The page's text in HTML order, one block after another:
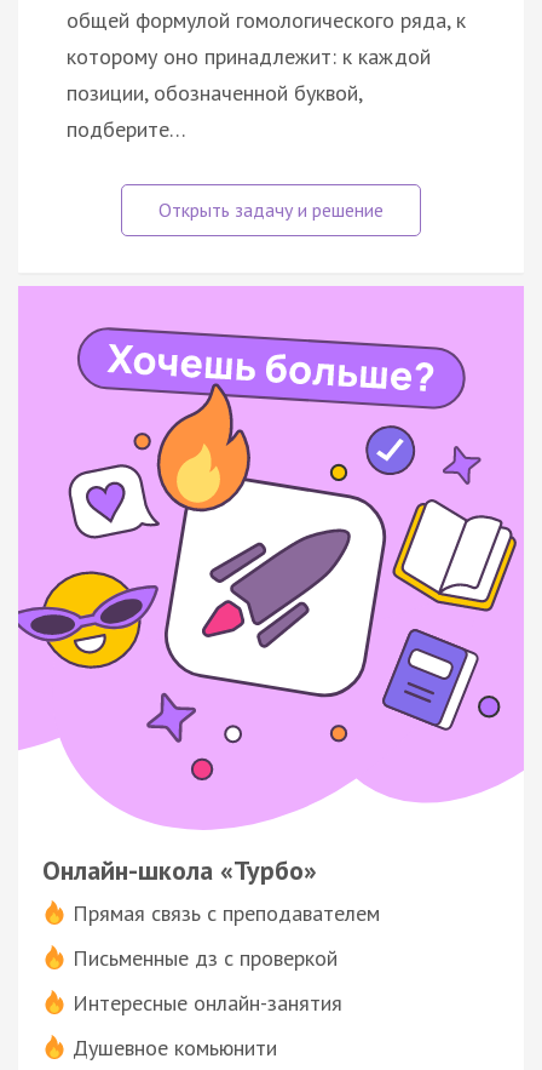
общей формулой гомологического ряда, к
которому оно принадлежит: к каждой
позиции, обозначенной буквой,
подберите…
Онлайн-школа «Турбо»
Прямая связь с преподавателем
Письменные дз с проверкой
Интересные онлайн-занятия
Душевное комьюнити